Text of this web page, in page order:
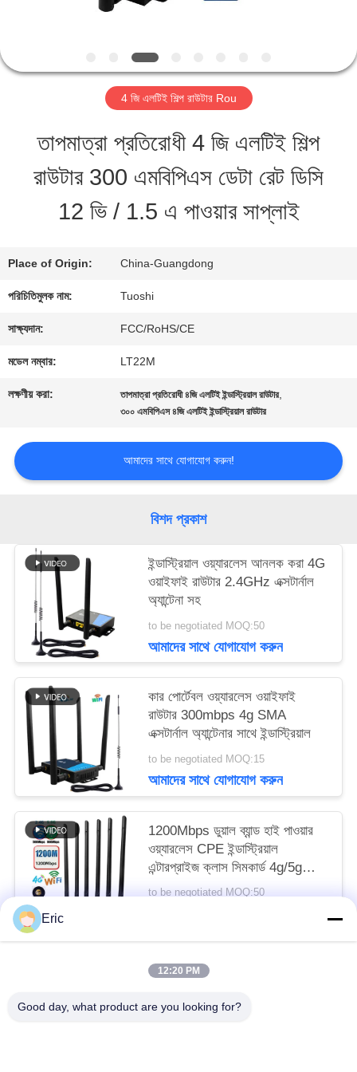
নিয়ন্ত্রণ
মামলা
উদ্ধৃতির
জন্য
আবেদন
VR
ম্যাপ
PRIVACY
POLICY
4 জি এলটিই শিল্প রাউটার Rou
তাপমাত্রা প্রতিরোধী 4 জি এলটিই শিল্প
রাউটার 300 এমবিপিএস ডেটা রেট ডিসি
12 ভি / 1.5 এ পাওয়ার সাপ্লাই
Place of Origin: China-Guangdong
পরিচিতিমুলক নাম: Tuoshi
সাক্ষ্যদান: FCC/RoHS/CE
মডেল নম্বার: LT22M
লক্ষণীয় করা: তাপমাত্রা প্রতিরোধী ৪জি এলটিই ইন্ডাস্ট্রিয়াল রাউটার,
৩০০ এমবিপিএস ৪জি এলটিই ইন্ডাস্ট্রিয়াল রাউটার
আমাদের সাথে যোগাযোগ করুন!
বিশদ প্রকাশ
ইন্ডাস্ট্রিয়াল ওয়্যারলেস আনলক করা 4G
ওয়াইফাই রাউটার 2.4GHz এক্সটার্নাল
অ্যান্টেনা সহ
to be negotiated MOQ:50
আমাদের সাথে যোগাযোগ করুন
কার পোর্টেবল ওয়্যারলেস ওয়াইফাই
রাউটার 300mbps 4g SMA
এক্সটার্নাল অ্যান্টেনার সাথে ইন্ডাস্ট্রিয়াল
to be negotiated MOQ:15
আমাদের সাথে যোগাযোগ করুন
1200Mbps ডুয়াল ব্যান্ড হাই পাওয়ার
ওয়্যারলেস CPE ইন্ডাস্ট্রিয়াল
এন্টারপ্রাইজ ক্লাস সিমকার্ড 4g/5g
রাউটার
to be negotiated MOQ:50
Eric
12:20 PM
Good day, what product are you looking for?